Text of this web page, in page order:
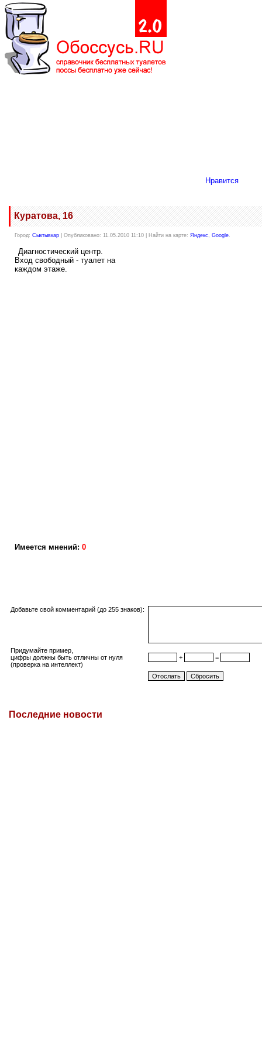
Нравится
Куратова, 16
Город: Сыктывкар | Опубликовано: 11.05.2010 11:10 | Найти на карте: Яндекс , Google.
Диагностический центр.
Вход свободный - туалет на
каждом этаже.
Имеется мнений: 0
Добавьте свой комментарий (до 255 знаков):
Придумайте пример,
цифры должны быть отличны от нуля
(проверка на интеллект)
+ =
Последние новости